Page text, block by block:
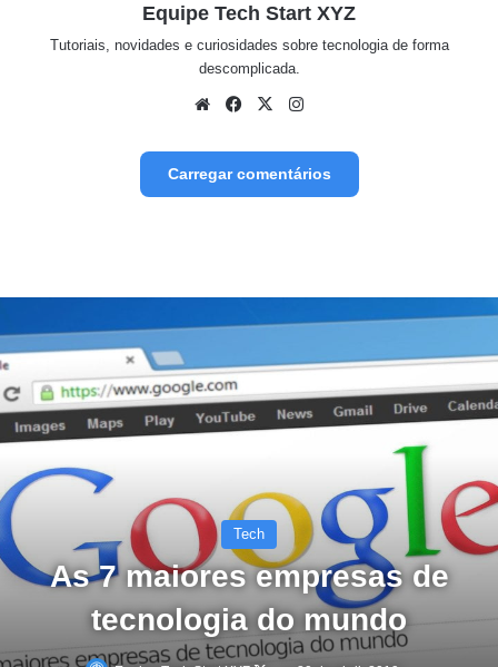
Equipe Tech Start XYZ
Tutoriais, novidades e curiosidades sobre tecnologia de forma
descomplicada.
WebsiteFacebook
X
Carregar comentários